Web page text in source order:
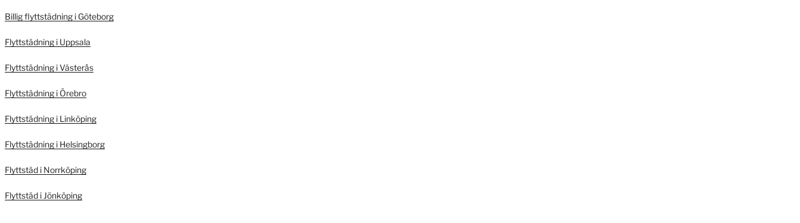
Billig flyttstädning i Göteborg
Flyttstädning i Uppsala
Flyttstädning i Västerås
Flyttstädning i Örebro
Flyttstädning i Linköping
Flyttstädning i Helsingborg
Flyttstäd i Norrköping
Flyttstäd i Jönköping